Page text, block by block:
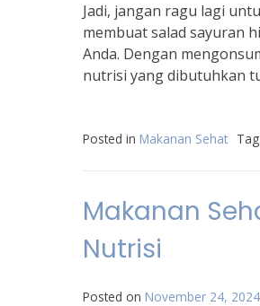
Jadi, jangan ragu lagi
membuat salad sayuran
Anda. Dengan
nutrisi yang dibutuhkan
Posted in Makanan Sehat
Makanan
Nutrisi
Posted on November 24, 2024